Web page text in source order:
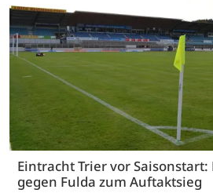
Eintracht Trier vor
gegen Fulda zum Auftaktsieg